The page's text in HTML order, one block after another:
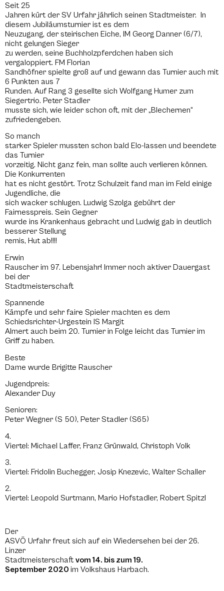
Seit 25
Jahren kürt der SV Urfahr jährlich seinen Stadtmeister. In
diesem Jubiläumsturnier ist es dem
Neuzugang, der steirischen Eiche, IM Georg Danner (6/7),
nicht gelungen Sieger
zu werden, seine Buchholzpferdchen haben sich
vergaloppiert. FM Florian
Sandhöfner spielte groß auf und gewann das Turnier auch mit
6 Punkten aus 7
Runden. Auf Rang 3 gesellte sich Wolfgang Humer zum
Siegertrio. Peter Stadler
musste sich, wie leider schon oft, mit der „Blechernen“
zufriedengeben.
So manch
starker Spieler mussten schon bald Elo-lassen und beendete
das Turnier
vorzeitig. Nicht ganz fein, man sollte auch verlieren können.
Die Konkurrenten
hat es nicht gestört. Trotz Schulzeit fand man im Feld einige
Jugendliche, die
sich wacker schlugen. Ludwig Szolga gebührt der
Fairnesspreis. Sein Gegner
wurde ins Krankenhaus gebracht und Ludwig gab in deutlich
besserer Stellung
remis, Hut ab!!!!
Erwin
Rauscher im 97. Lebensjahr! Immer noch aktiver Dauergast
bei der
Stadtmeisterschaft
Spannende
Kämpfe und sehr faire Spieler machten es dem
Schiedsrichter-Urgestein IS Margit
Almert auch beim 20. Turnier in Folge leicht das Turnier im
Griff zu haben.
Beste
Dame wurde Brigitte Rauscher
Jugendpreis:
Alexander Duy
Senioren:
Peter Wegner (S 50), Peter Stadler (S65)
4.
Viertel: Michael Laffer, Franz Grünwald, Christoph Volk
3.
Viertel: Fridolin Buchegger, Josip Knezevic, Walter Schaller
2.
Viertel: Leopold Surtmann, Mario Hofstadler, Robert Spitzl
Der
ASVÖ Urfahr freut sich auf ein Wiedersehen bei der 26.
Linzer
Stadtmeisterschaft vom 14. bis zum 19.
September 2020 im Volkshaus Harbach.